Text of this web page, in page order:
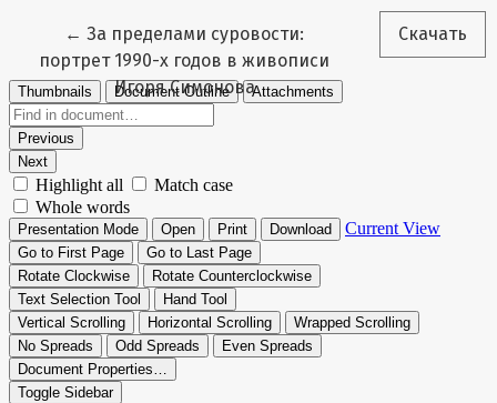
←Вернуться к Подробностям о статье
За пределами суровости:
портрет 1990-х годов в живописи
Игоря Симонова
Скачать